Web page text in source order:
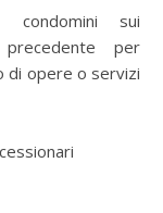
condomini sui
per
di opere o servizi